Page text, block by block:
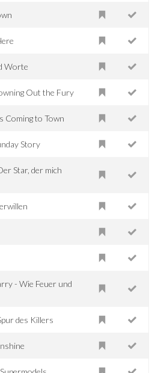
Worte
Out the Fury
Coming to Town
Story
Star, der mich
- Wie Feuer und
des Killers